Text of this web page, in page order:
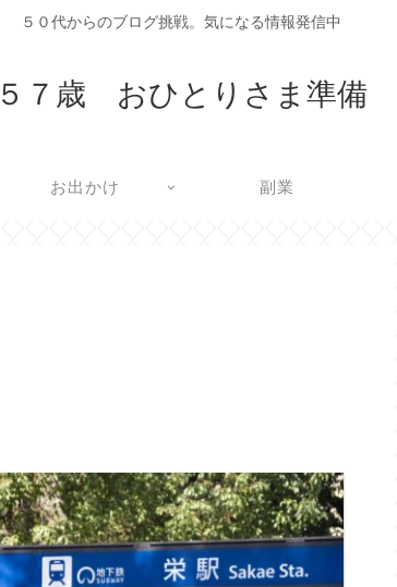
５０代からのブログ挑戦。気になる情報発信中
５７歳 おひとりさま準備
お出かけ 副業